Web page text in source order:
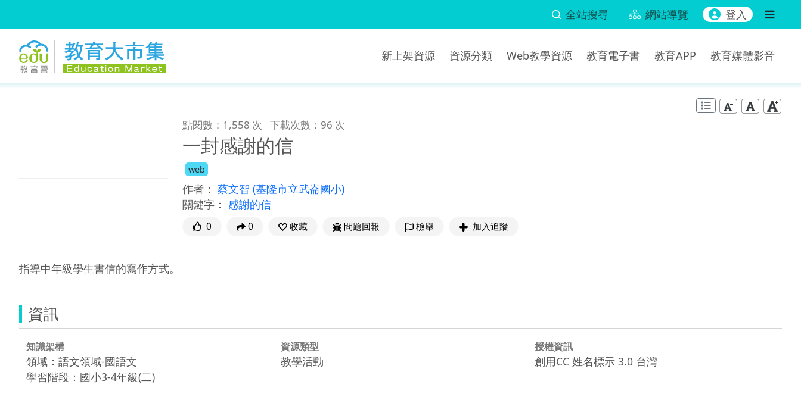
全站搜尋 網站導覽 登入
新上架資源 資源分類 Web教學資源 教育電子書 教育APP 教育媒體影音
點閱數：1,558 次 下載次數：96 次
一封感謝的信
web
作者： 蔡文智 (基隆市立武崙國小)
關鍵字： 感謝的信
0 0 收藏 問題回報 檢舉 加入追蹤
指導中年級學生書信的寫作方式。
資訊
知識架構
領域：語文領域-國語文
學習階段：國小3-4年級(二)
資源類型
教學活動
授權資訊
創用CC 姓名標示 3.0 台灣